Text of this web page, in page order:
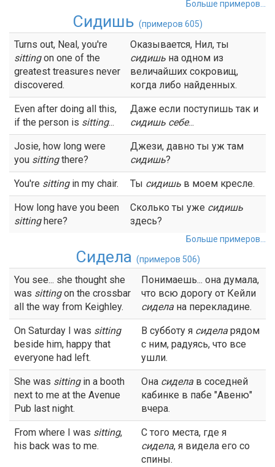
Больше примеров...
Сидишь (примеров 605)
Turns out, Neal, you're
sittingon one of the
greatest treasures never
discovered.
Оказывается, Нил, ты
сидишь на одном из
величайших сокровищ,
когда либо найденных.
Even after doing all this,
if the person is sitting...
Даже если поступишь так и
сидишь себе...
Josie, how long were
you sittingthere?
Джези, давно ты уж там
сидишь?
You're sittingin my chair. Ты сидишь в моем кресле.
How long have you been
sittinghere?
Сколько ты уже сидишь
здесь?
Больше примеров...
Сидела (примеров 506)
You see... she thought she
was sittingon the crossbar
all the way from Keighley.
Понимаешь... она думала,
что всю дорогу от Кейли
сидела на перекладине.
On Saturday I was sitting
beside him, happy that
everyone had left.
В субботу я сидела рядом
с ним, радуясь, что все
ушли.
She was sittingin a booth
next to me at the Avenue
Pub last night.
Она сидела в соседней
кабинке в пабе "Авеню"
вчера.
From where I was sitting,
his back was to me.
С того места, где я
сидела, я видела его со
спины.